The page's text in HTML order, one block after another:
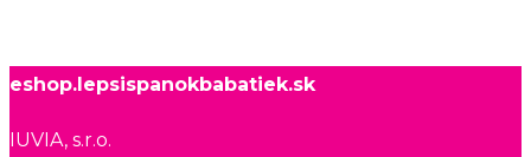
eshop.lepsispanokbabatiek.sk
IUVIA, s.r.o.